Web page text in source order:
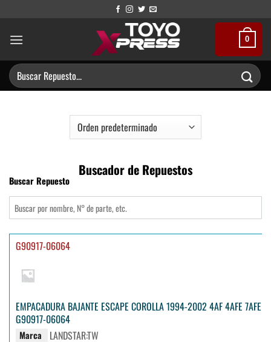
contenido
0
Buscar
por:
Buscador de Repuestos
Buscar Repuesto
G90917-06064
EMPACADURA BAJANTE ESCAPE COROLLA 1994-2002 4AF 4AFE 7AFE
G90917-06064
Marca
LANDSTAR:TW